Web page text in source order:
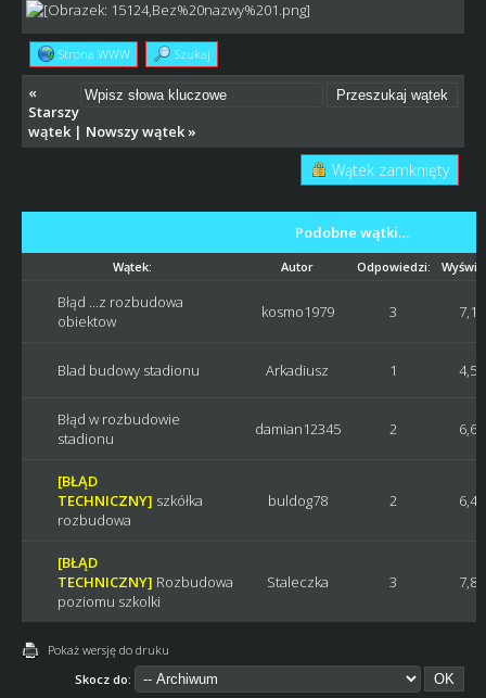
Strona WWW Szukaj
«
Starszy
wątek| Nowszy wątek»
Wątek zamknięty
Podobne wątki…
Wątek: Autor Odpowiedzi:
Błąd ...z rozbudowa
obiektow
kosmo1979 3
Blad budowy stadionu Arkadiusz 1
Błąd w rozbudowie
stadionu
damian12345 2
[BŁĄD
TECHNICZNY] szkółka
rozbudowa
buldog78 2
[BŁĄD
TECHNICZNY] Rozbudowa
poziomu szkolki
Staleczka 3
Pokaż wersję do druku
Skocz do: